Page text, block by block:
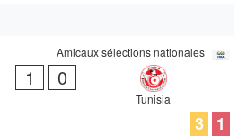
Amicaux sélections nationales
1 0
Tunisia
3 1